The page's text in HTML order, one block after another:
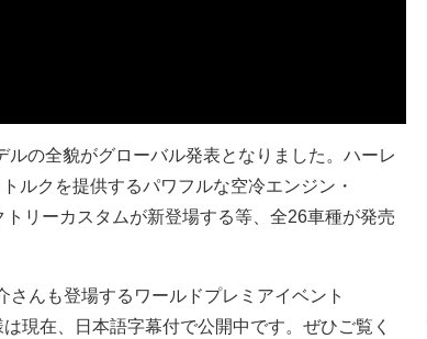
の全貌がグローバル発表となりました。ハーレ
ルクを提供するパワフルな空冷エンジン・
リーカスタムが新登場する等、全26車種が発売
んも登場するワールドプレミアイベント
現在、日本語字幕付で公開中です。ぜひご覧く